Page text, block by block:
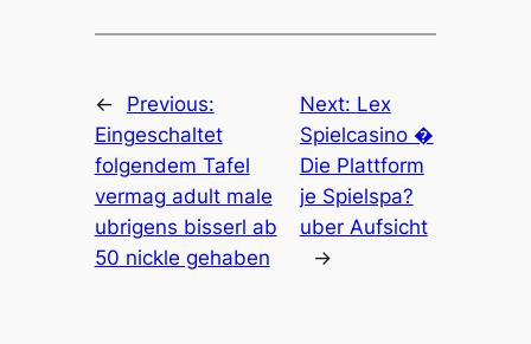
←
Previous:
Eingeschaltet
folgendem Tafel
vermag adult male
ubrigens bisserl ab
50 nickle gehaben
Next: Lex
Spielcasino �
Die Plattform
je Spielspa?
uber Aufsicht
→